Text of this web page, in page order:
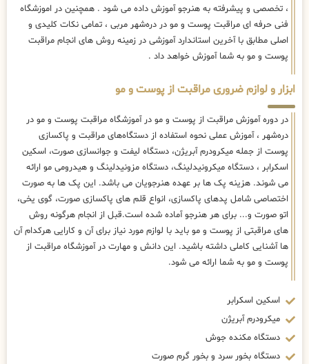
، تخصصی و پیشرفته به هنرجو آموزش داده می شود . همچنین در اموزشگاه
فنی حرفه ای مراقبت پوست و مو در دره‌شهر مربی ، تمامی نکات کلیدی و
اصلی مطابق با آخرین استاندارد آموزشی در زمینه روش های انجام مراقبت
پوست و مو به شما آموزش خواهد داد .
ابزار و لوازم ضروری مراقبت از پوست و مو
در دوره آموزش مراقبت از پوست و مو در آموزشگاه مراقبت پوست و مو در
دره‌شهر ، آموزش عملی نحوه استفاده از دستگاه‌های مراقبت و پاکسازی
پوست از جمله میکرودرم آبریژن، دستگاه لیفت و جوانسازی صورت، اسکین
اسکرابر ، دستگاه میکرونیدلینگ، دستگاه مزونیدلینگ و هیدرومی مو ارائه
می شوند. هزینه پک ها بر عهده هنرجویان می باشد. این پک ها به صورت
اختصاصی شامل پدهای پاکسازی، انواع قلم های پاکسازی صورت، گوی یخی،
اتو صورت و... برای هر هنرجو آماده شده است.قبل از انجام هرگونه روش
های مراقبتی از پوست و مو باید با لوازم مورد نیاز برای آن و کارایی هرکدام آن
ها آشنایی کاملی داشته باشید. این دانش و مهارت در آموزشگاه مراقبت از
پوست و مو به شما ارائه می شود.
اسکین اسکرابر
میکرودرم آبریژن
دستگاه مکنده جوش
دستگاه بخور سرد و بخور گرم صورت